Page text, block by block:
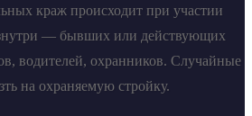
краж происходит при участии
— бывших или действующих
водителей, охранников. Случайные
на охраняемую стройку.